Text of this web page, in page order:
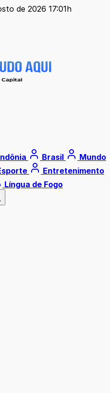
de 2026 17:01h
Brasil
Mundo
Entretenimento
Língua de Fogo